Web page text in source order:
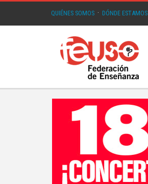
QUIÉNES SOMOS · DÓNDE ESTAMOS